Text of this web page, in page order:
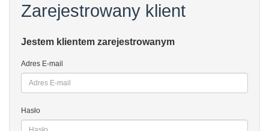
Zarejestrowany klient
Jestem klientem zarejestrowanym
Adres E-mail
Hasło